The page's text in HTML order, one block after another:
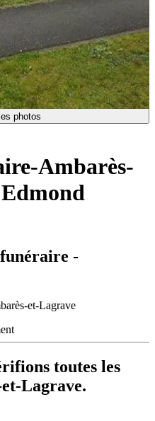
photos
Ambarès-
-
et-Lagrave
toutes les
Lagrave.